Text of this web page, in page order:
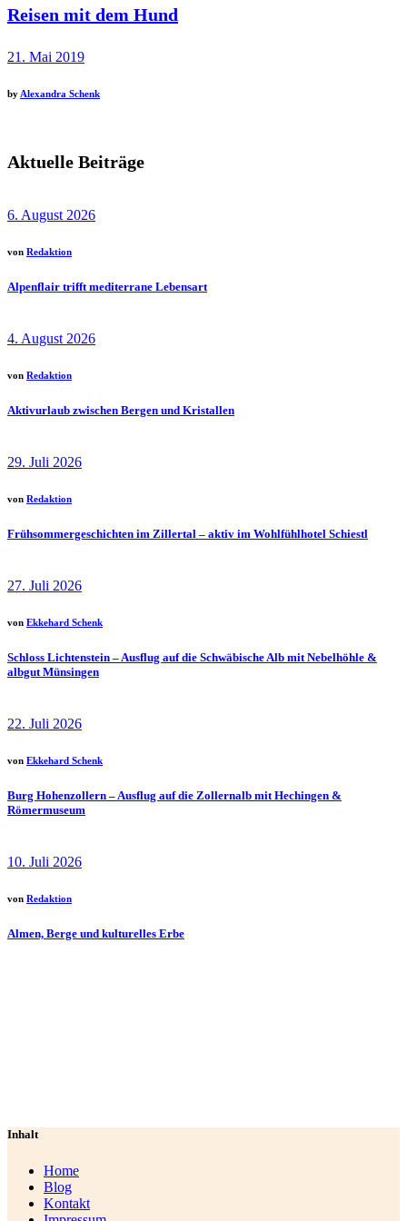
Reisen mit dem Hund
21. Mai 2019
by Alexandra Schenk
Aktuelle Beiträge
6. August 2026
von Redaktion
Alpenflair trifft mediterrane Lebensart
4. August 2026
von Redaktion
Aktivurlaub zwischen Bergen und Kristallen
29. Juli 2026
von Redaktion
Frühsommergeschichten im Zillertal – aktiv im Wohlfühlhotel Schiestl
27. Juli 2026
von Ekkehard Schenk
Schloss Lichtenstein – Ausflug auf die Schwäbische Alb mit Nebelhöhle &
albgut Münsingen
22. Juli 2026
von Ekkehard Schenk
Burg Hohenzollern – Ausflug auf die Zollernalb mit Hechingen &
Römermuseum
10. Juli 2026
von Redaktion
Almen, Berge und kulturelles Erbe
Inhalt
Home
Blog
Kontakt